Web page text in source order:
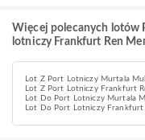
Więcej polecanych lotów
lotniczy Frankfurt Ren
Lot Z Port Lotniczy Murtala
Lot Z Port Lotniczy Frankfurt
Lot Do Port Lotniczy Murtala
Lot Do Port Lotniczy Frankfurt